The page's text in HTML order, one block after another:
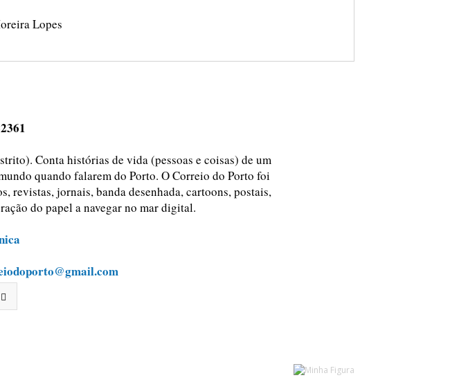
Lopes
Conta histórias de vida (pessoas e coisas) de um
quando falarem do Porto. O Correio do Porto foi
jornais, banda desenhada, cartoons, postais,
do papel a navegar no mar digital.